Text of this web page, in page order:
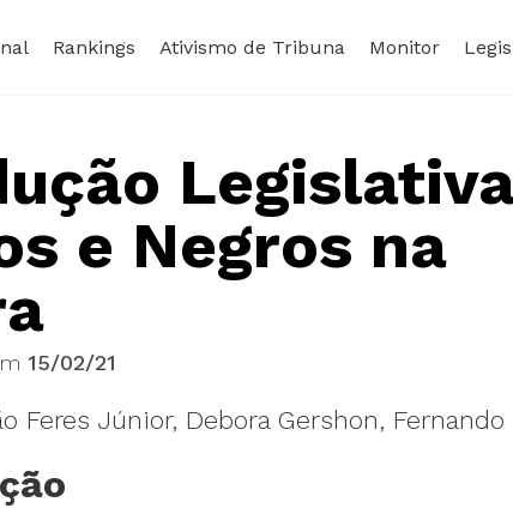
Rankings Ativismo de Tribuna Monitor
e Negros na
15/02/21
Feres Júnior, Debora Gershon, Fernando